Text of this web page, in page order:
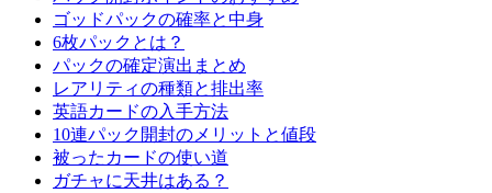
ゴッドパックの確率と中身
6枚パックとは？
パックの確定演出まとめ
レアリティの種類と排出率
英語カードの入手方法
10連パック開封のメリットと値段
被ったカードの使い道
ガチャに天井はある？